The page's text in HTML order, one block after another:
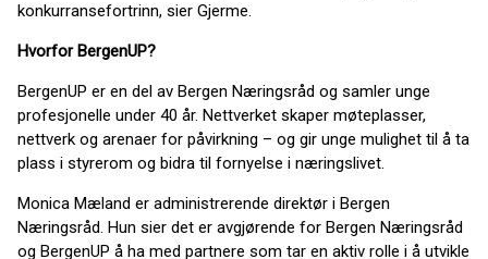
konkurransefortrinn, sier Gjerme.
Hvorfor BergenUP?
BergenUP er en del av Bergen Næringsråd og samler unge
profesjonelle under 40 år. Nettverket skaper møteplasser,
nettverk og arenaer for påvirkning – og gir unge mulighet til å ta
plass i styrerom og bidra til fornyelse i næringslivet.
Monica Mæland er administrerende direktør i Bergen
Næringsråd. Hun sier det er avgjørende for Bergen Næringsråd
og BergenUP å ha med partnere som tar en aktiv rolle i å utvikle